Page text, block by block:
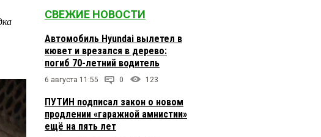
СВЕЖИЕ НОВОСТИ
Автомобиль Hyundai вылетел в
кювет и врезался в дерево:
погиб 70-летний водитель
6 августа 11:55 0 123
ПУТИН подписал закон о новом
продлении «гаражной амнистии»
ещё на пять лет